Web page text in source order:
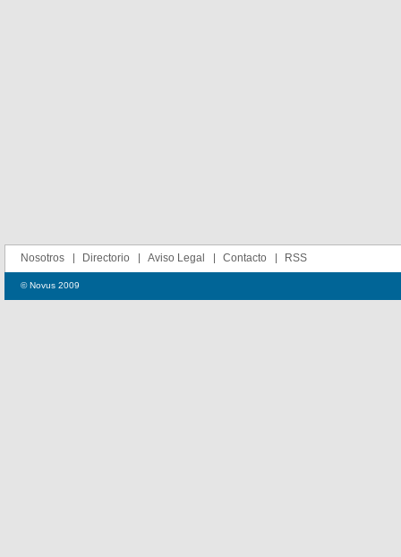
Nosotros Directorio Aviso Legal Contacto RSS
© Novus 2009